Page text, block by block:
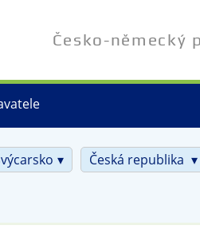
Česko-německý
Česká republika